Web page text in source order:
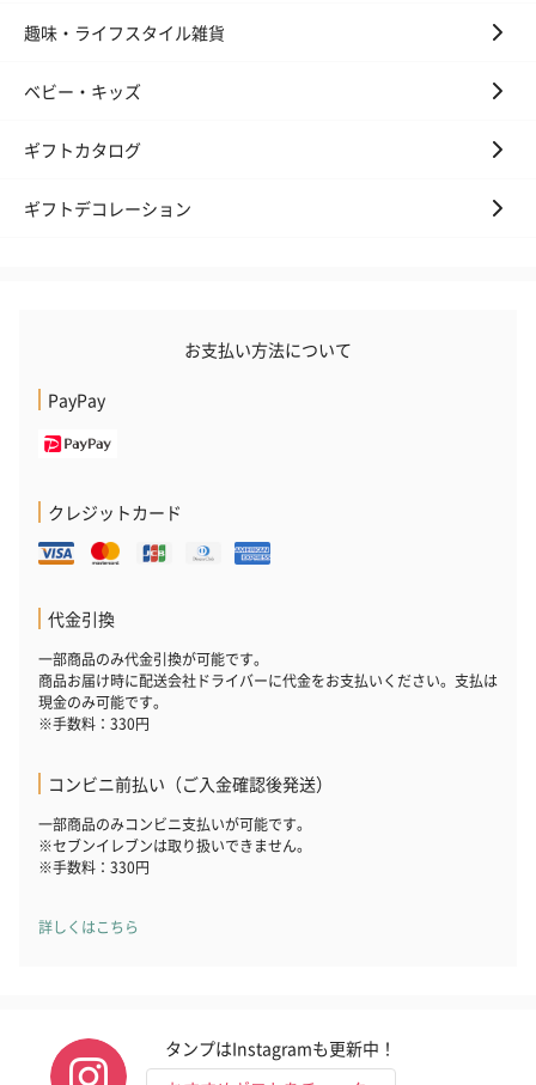
ハンドクリーム3本セッ
シャワージェ
かき氷入浴剤4点セット
（ブルー）（748円）
（イエロー）（748円）
ハンドタオル・ハンカチ
ハンドタオル・ハンカチを同梱してお届けいたします。ギフトへ
趣味・ライフスタイル雑貨
ベビー・キッズ
ギフトカタログ
ギフトデコレーション
お支払い方法について
PayPay
クレジットカード
代金引換
一部商品のみ代金引換が可能です。
商品お届け時に配送会社ドライバーに代金をお支払いください。支払は
現金のみ可能です。
※手数料：330円
コンビニ前払い（ご入金確認後発送）
一部商品のみコンビニ支払いが可能です。
※セブンイレブンは取り扱いできません。
※手数料：330円
詳しくはこちら
タンプはInstagramも更新中！